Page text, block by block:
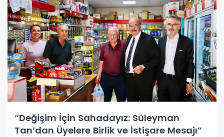
“Değişim İçin Sahadayız: Süleyman
Tan’dan Üyelere Birlik ve İstişare Mesajı”